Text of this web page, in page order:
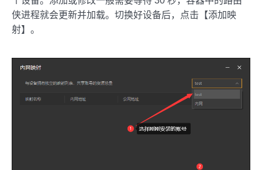
侠进程就会更新并加载。切换好设备后，点击【添加映
射】。